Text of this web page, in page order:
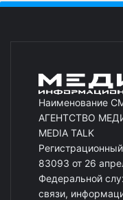
Наименование
АГЕНТСТВО
MEDIA TALK
83093 от 26
Федеральной
связи,